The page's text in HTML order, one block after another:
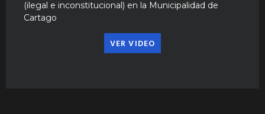
(ilegal e inconstitucional) en la Municipalidad de
Cartago
VER VIDEO